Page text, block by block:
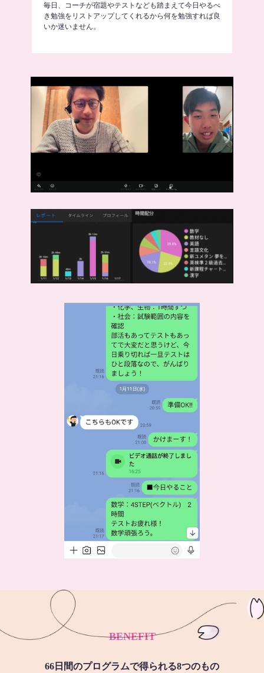
毎日、コーチが宿題やテストなども踏まえて今日やるべ
き勉強をリストアップしてくれるから何を勉強すれば良
いか迷いません。
BENEFIT
66日間のプログラムで得られる8つのもの